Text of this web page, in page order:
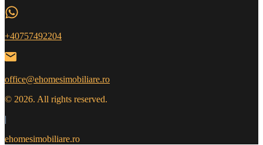
+40757492204
office@ehomesimobiliare.ro
© 2026. All rights reserved.
|
ehomesimobiliare.ro